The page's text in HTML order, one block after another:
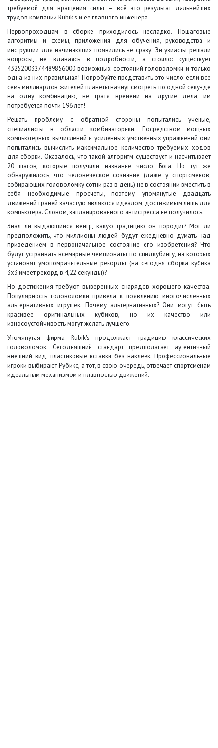
требуемой для вращения силы — всё это результат дальнейших
трудов компании Rubik s и её главного инженера.
Первопроходцам в сборке приходилось несладко. Пошаговые
алгоритмы и схемы, приложения для обучения, руководства и
инструкции для начинающих появились не сразу. Энтузиасты решали
вопросы, не вдаваясь в подробности, а стоило: существует
43252003274489856000 возможных состояний головоломки и только
одна из них правильная! Попробуйте представить это число: если все
семь миллиардов жителей планеты начнут смотреть по одной секунде
на одну комбинацию, не тратя времени на другие дела, им
потребуется почти 196 лет!
Решать проблему с обратной стороны попытались учёные,
специалисты в области комбинаторики. Посредством мощных
компьютерных вычислений и усиленных умственных упражнений они
попытались вычислить максимальное количество требуемых ходов
для сборки. Оказалось, что такой алгоритм существует и насчитывает
20 шагов, которые получили название число Бога. Но тут же
обнаружилось, что человеческое сознание (даже у спортсменов,
собирающих головоломку сотни раз в день) не в состоянии вместить в
себя необходимые просчёты, поэтому упомянутые двадцать
движений граней зачастую являются идеалом, достижимым лишь для
компьютера. Словом, запланированного антистресса не получилось.
Знал ли выдающийся венгр, какую традицию он породит? Мог ли
предположить, что миллионы людей будут ежедневно думать над
приведением в первоначальное состояние его изобретения? Что
будут устраивать всемирные чемпионаты по спидкубингу, на которых
установят умопомрачительные рекорды (на сегодня сборка кубика
3х3 имеет рекорд в 4,22 секунды)?
Но достижения требуют выверенных снарядов хорошего качества.
Популярность головоломки привела к появлению многочисленных
альтернативных игрушек. Почему альтернативных? Они могут быть
красивее оригинальных кубиков, но их качество или
износоустойчивость могут желать лучшего.
Упомянутая фирма Rubik's продолжает традицию классических
головоломок. Сегодняшний стандарт предполагает аутентичный
внешний вид, пластиковые вставки без наклеек. Профессиональные
игроки выбирают Рубикс, а тот, в свою очередь, отвечает спортсменам
идеальным механизмом и плавностью движений.